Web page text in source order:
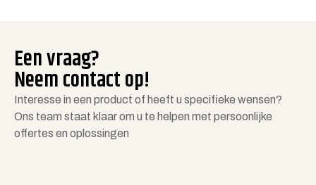
Een vraag?
Neem contact op!
Interesse in een product of heeft u specifieke wensen?
Ons team staat klaar om u te helpen met persoonlijke
offertes en oplossingen